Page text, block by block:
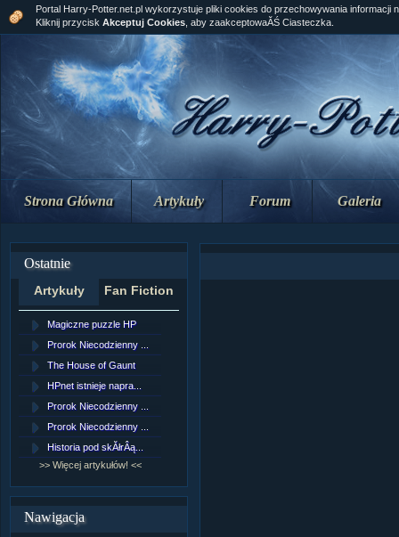
Strona Główna Artykuły Forum Galeria
Ostatnie
Artykuły Fan Fiction
Magiczne puzzle HP
Prorok Niecodzienny ...
The House of Gaunt
HPnet istnieje napra...
Prorok Niecodzienny ...
Prorok Niecodzienny ...
Historia pod skĂłrÂą...
>> Więcej artykułów! <<
Nawigacja
Portal Harry-Potter.net.pl wykorzystuje pliki cookies do przechowywania informacji
Kliknij przycisk Akceptuj Cookies , aby zaakceptowaĂŚ Ciasteczka.